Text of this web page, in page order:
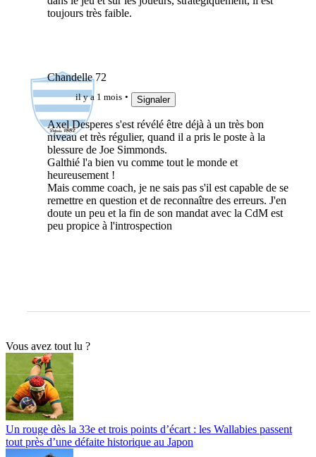
toujours très faible.
Chandelle 72
il y a 1 mois Signaler
Axel Desperes s'est révélé être déjà à un très bon
niveau et très régulier, quand il a pris le poste à la
blessure de Joe Simmonds.
Galthié l'a bien vu comme tout le monde et
heureusement !
Mais comme coach, je ne sais pas s'il est capable de se
remettre en question et de reconnaître des erreurs. J'en
doute un peu et la fin de son mandat avec la CdM est
peu propice à l'introspection
Vous avez tout lu ?
Un rouge dès la 33e et trois points d’écart : les Wallabies passent
tout près d’une défaite historique au Japon